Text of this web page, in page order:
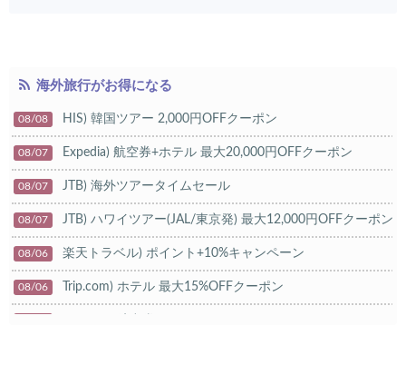
海外旅行がお得になる
08/08 HIS) 韓国ツアー 2,000円OFFクーポン
08/07 Expedia) 航空券+ホテル 最大20,000円OFFクーポン
08/07 JTB) 海外ツアータイムセール
08/07 JTB) ハワイツアー(JAL/東京発) 最大12,000円OFFクーポン
08/06 楽天トラベル) ポイント+10%キャンペーン
08/06 Trip.com) ホテル 最大15%OFFクーポン